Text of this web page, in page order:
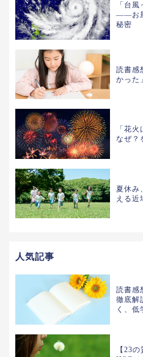
「台
——お
秘密
読書感
かった
「花
なぜ？
夏休み
える近
人気記事
読書感
徹底解
く、低
【23